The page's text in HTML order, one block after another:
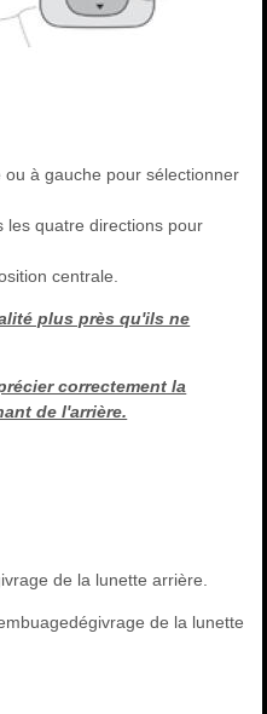
ou à gauche pour sélectionner
les quatre directions pour
centrale.
plus près qu'ils ne
correctement la
de l'arrière.
de la lunette arrière.
de la lunette